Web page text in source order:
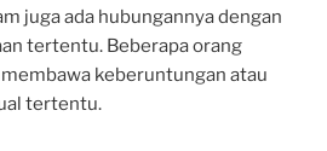
juga ada hubungannya dengan
tertentu. Beberapa orang
keberuntungan atau
tertentu.